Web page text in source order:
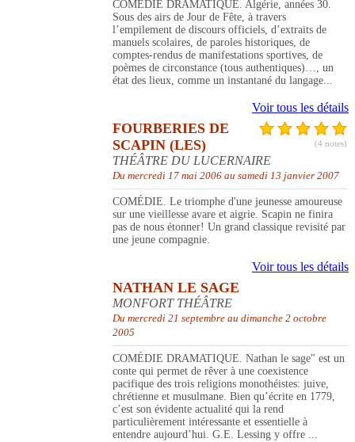
COMÉDIE DRAMATIQUE. Algérie, années 30.
Sous des airs de Jour de Fête, à travers
l’empilement de discours officiels, d’extraits de
manuels scolaires, de paroles historiques, de
comptes-rendus de manifestations sportives, de
poèmes de circonstance (tous authentiques)…, un
état des lieux, comme un instantané du langage...
Voir tous les détails
(4 notes)
FOURBERIES DE
SCAPIN (LES)
THÉÂTRE DU LUCERNAIRE
Du mercredi 17 mai 2006 au samedi 13 janvier 2007
COMÉDIE. Le triomphe d'une jeunesse amoureuse
sur une vieillesse avare et aigrie. Scapin ne finira
pas de nous étonner! Un grand classique revisité par
une jeune compagnie.
Voir tous les détails
NATHAN LE SAGE
MONFORT THÉÂTRE
Du mercredi 21 septembre au dimanche 2 octobre
2005
COMÉDIE DRAMATIQUE. Nathan le sage" est un
conte qui permet de rêver à une coexistence
pacifique des trois religions monothéistes: juive,
chrétienne et musulmane. Bien qu’écrite en 1779,
c’est son évidente actualité qui la rend
particulièrement intéressante et essentielle à
entendre aujourd’hui. G.E. Lessing y offre ...